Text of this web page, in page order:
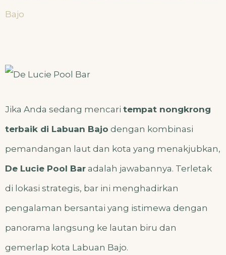
Jika Anda sedang mencari tempat nongkrong
terbaik di Labuan Bajo dengan kombinasi
pemandangan laut dan kota yang menakjubkan,
De Lucie Pool Bar adalah jawabannya. Terletak
di lokasi strategis, bar ini menghadirkan
pengalaman bersantai yang istimewa dengan
panorama langsung ke lautan biru dan
gemerlap kota Labuan Bajo.